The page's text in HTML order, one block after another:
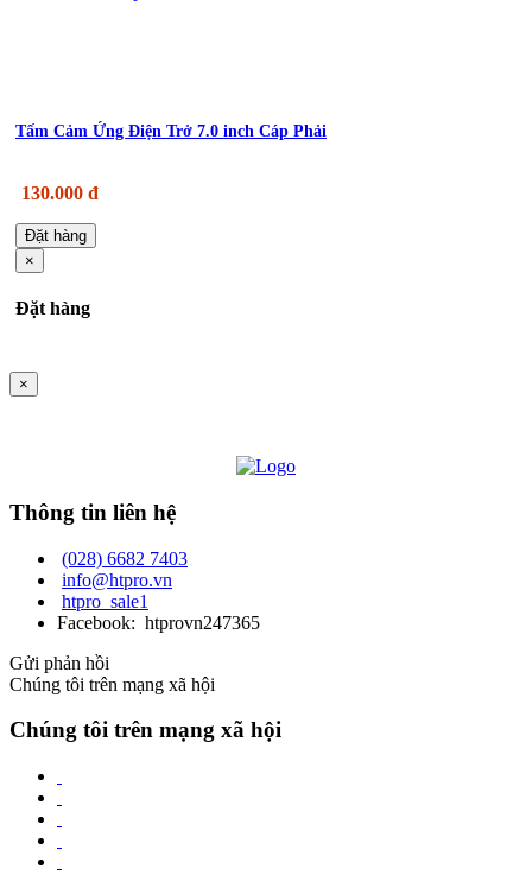
Tấm Cảm Ứng Điện Trở 7.0 inch Cáp Phải
130.000 đ
Đặt hàng
×
Đặt hàng
×
Thông tin liên hệ
(028) 6682 7403
info@htpro.vn
htpro_sale1
Facebook: htprovn247365
Gửi phản hồi
Chúng tôi trên mạng xã hội
Chúng tôi trên mạng xã hội